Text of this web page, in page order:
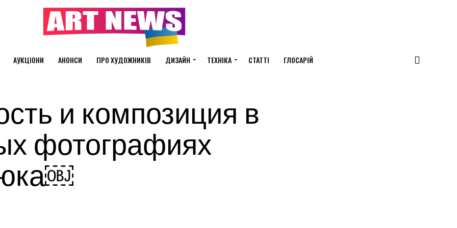
АУКЦІОНИ АНОНСИ ПРО ХУДОЖНИКІВ ДИЗАЙН ТЕХНІКА СТАТТІ ГЛОСАРІЙ
и композиция в
фотографиях